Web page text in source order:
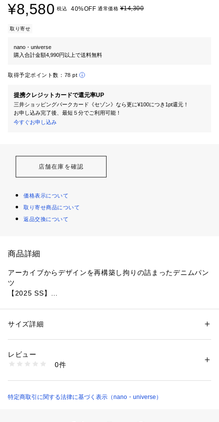
¥8,580 税込 40%OFF 通常価格¥14,300
取り寄せ
nano・universe
購入合計金額4,990円以上で送料無料
取得予定ポイント数： 78 pt
提携クレジットカードで還元率UP
三井ショッピングパークカード《セゾン》なら更に¥100につき1pt還元！
お申し込み完了後、最短５分でご利用可能！
今すぐお申し込み
店舗在庫を確認
価格表示について
取り寄せ商品について
返品交換について
商品詳細
アーカイブからデザインを再構築し拘りの詰まったデニムパン
ツ
【2025 SS】
◆同シリーズのデニムブルゾンと合わせたスタイリングもオス
フランスの架空のホテル「オテルパラス」に滞在するフランス
人たちの、サンタモニカへの旅をテーマに掲げた25SSシーズ
築したアイテム。
性別：メンズ
素材：（本体）コットン 100%（パッチ）牛革
洗濯：30℃非常に弱い 漂白× アイロン110℃ ドライ× タンブル乾燥× 吊り
干し ウェット非常に弱い
商品番号：1096600002105 （モール）
サイズ詳細
レビュー
0件
特定商取引に関する法律に基づく表示（nano・universe）